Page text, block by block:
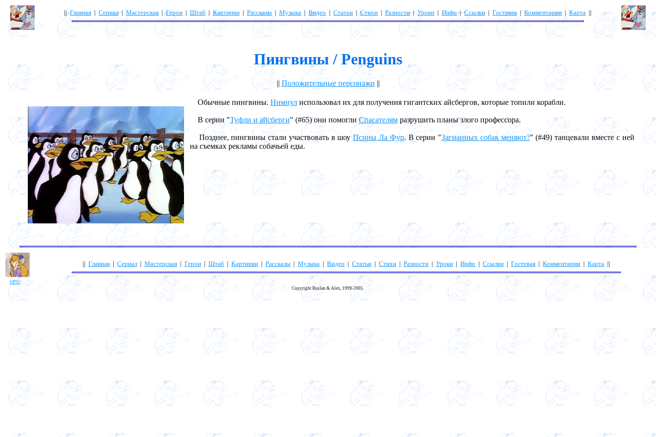
||Главная | Сериал|Мастерская |Герои | Штаб |Картинки | Рассказы | Музыка |Видео | Статьи|Стихи | Разности|Уроки | Инфо|Ссылки | Гостевая | Комментарии| Карта ||
Пингвины / Penguins
|| Положительные персонажи ||
Обычные пингвины. Нимнулиспользовал их для получения гигантских айсбергов, которые топили корабли.
В серии "Туфли и айсберги" (#65) они помоглиСпасателямразрушить планы злого профессора.
Позднее, пингвины стали участвовать в шоуПсины Ла Фур. В серии "Загнанных собак меняют?" (#49) танцевали вместе с ней
на съемках рекламы собачьей еды.
OPS!
|| Главная | Сериал | Мастерская | Герои | Штаб | Картинки | Рассказы | Музыка | Видео | Статьи | Стихи | Разности | Уроки | Инфо | Ссылки | Гостевая | Комментарии | Карта ||
Copyright Ruslan & Alex, 1999-2005.